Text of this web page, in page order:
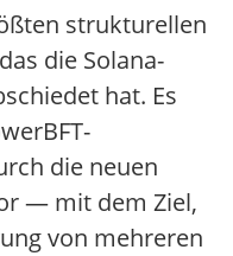
strukturellen
die Solana-
hat. Es
die neuen
— mit dem Ziel,
von mehreren